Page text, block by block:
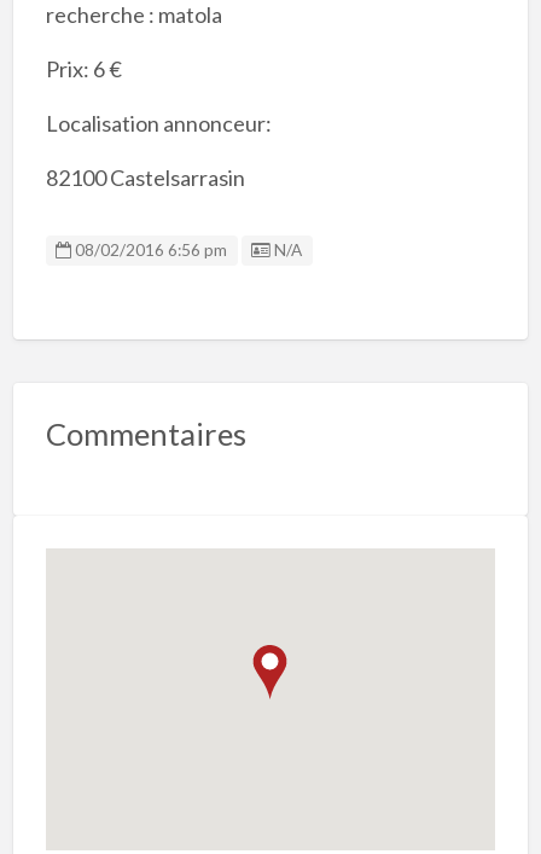
recherche : matola
Prix: 6 €
Localisation annonceur:
82100 Castelsarrasin
08/02/2016 6:56 pm Listing ID
N/A
Commentaires